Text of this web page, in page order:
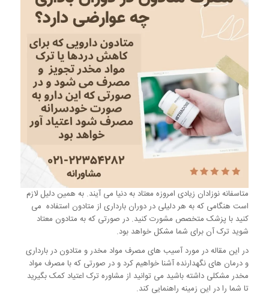
متاسفانه نوزادان زیادی امروزه معتاد به دنیا می آیند. به همین دلیل لازم
است هنگامی که به هر دلیلی در دوران بارداری از متادون استفاده می
کنید با پزشک متخصص مشورت کنید. در صورتی که به متادون معتاد
شوید ترک آن برای شما مشکل خواهد بود.
در این مقاله در مورد آسیب های مصرف مواد مخدر و متادون در بارداری
و درمان های نگهدارنده آشنا خواهیم کرد و در صورتی که با مصرف مواد
مخدر مشکلی داشته باشید می توانید از مشاوره ترک اعتیاد کمک بگیرید
تا شما را در این زمینه راهنمایی کند.